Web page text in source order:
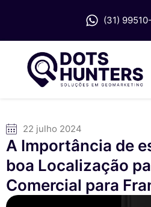
(31)
22 julho 2024
A Importância de
boa Localização
Comercial para